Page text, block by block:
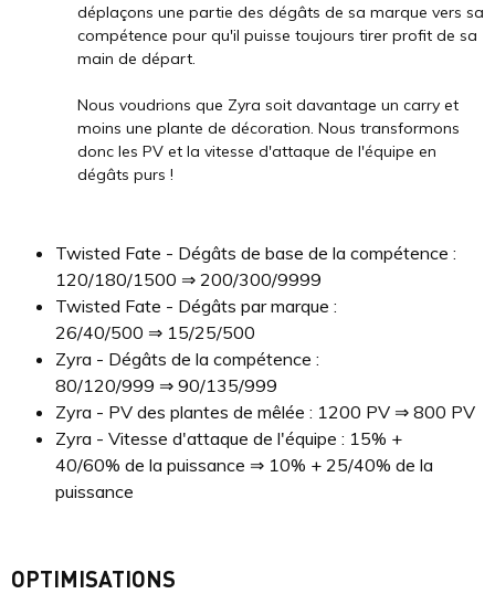
déplaçons une partie des dégâts de sa marque vers sa
compétence pour qu'il puisse toujours tirer profit de sa
main de départ.
Nous voudrions que Zyra soit davantage un carry et
moins une plante de décoration. Nous transformons
donc les PV et la vitesse d'attaque de l'équipe en
dégâts purs !
Twisted Fate - Dégâts de base de la compétence :
120/180/1500 ⇒ 200/300/9999
Twisted Fate - Dégâts par marque :
26/40/500 ⇒ 15/25/500
Zyra - Dégâts de la compétence :
80/120/999 ⇒ 90/135/999
Zyra - PV des plantes de mêlée : 1200 PV ⇒ 800 PV
Zyra - Vitesse d'attaque de l'équipe : 15% +
40/60% de la puissance ⇒ 10% + 25/40% de la
puissance
OPTIMISATIONS